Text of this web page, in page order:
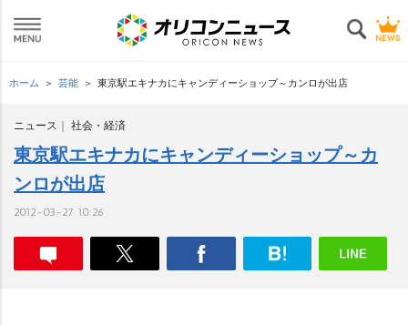
ホーム 芸能 東京駅エキナカにキャンディーショップ～カンロが出店
ニュース 社会・経済
東京駅エキナカにキャンディーショップ～カ
ンロが出店
2012-03-27 10:26